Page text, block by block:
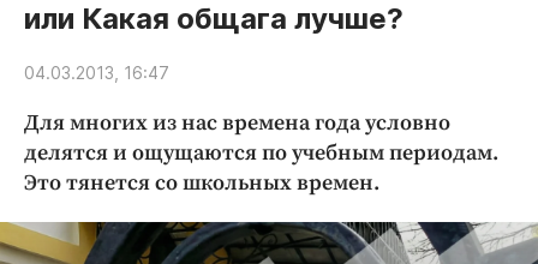
Статьи
Народные новости
Благоустройство
Криминал
Недвижимость и ЖКХ
или Какая общага лучше?
04.03.2013, 16:47
Для многих из нас времена года условно
делятся и ощущаются по учебным периодам.
Это тянется со школьных времен.